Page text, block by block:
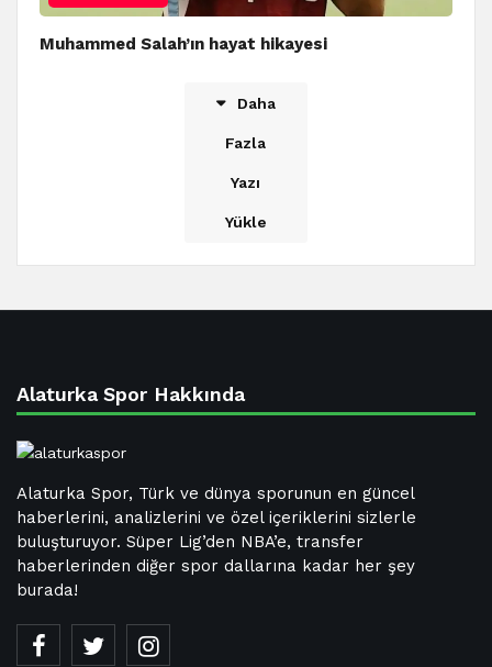
Muhammed Salah’ın hayat hikayesi
Daha
Fazla
Yazı
Yükle
Alaturka Spor Hakkında
Alaturka Spor, Türk ve dünya sporunun en güncel
haberlerini, analizlerini ve özel içeriklerini sizlerle
buluşturuyor. Süper Lig’den NBA’e, transfer
haberlerinden diğer spor dallarına kadar her şey
burada!